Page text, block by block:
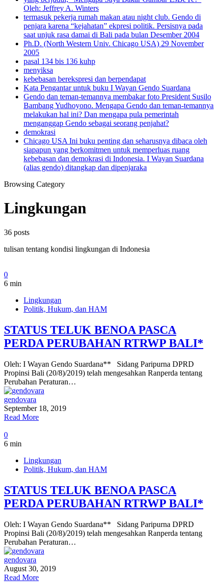
Oleh: Jeffrey A. Winters
termasuk pekerja rumah makan atau night club. Gendo di
penjara karena “kejahatan” ekpresi politik. Persisnya pada
saat unjuk rasa damai di Bali pada bulan Desember 2004
Ph.D. (North Western Univ. Chicago USA) 29 November
2005
pasal 134 bis 136 kuhp
menyiksa
kebebasan berekspresi dan berpendapat
Kata Pengantar untuk buku I Wayan Gendo Suardana
Gendo dan teman-temannya membakar foto President Susilo
Bambang Yudhoyono. Mengapa Gendo dan teman-temannya
melakukan hal ini? Dan mengapa pula pemerintah
menganggap Gendo sebagai seorang penjahat?
demokrasi
Chicago USA Ini buku penting dan seharusnya dibaca oleh
siapapun yang berkomitmen untuk memperluas ruang
kebebasan dan demokrasi di Indonesia. I Wayan Suardana
(alias gendo) ditangkap dan dipenjaraka
Browsing Category
Lingkungan
36 posts
tulisan tentang kondisi lingkungan di Indonesia
0
6 min
Lingkungan
Politik, Hukum, dan HAM
STATUS TELUK BENOA PASCA
PERDA PERUBAHAN RTRWP BALI*
Oleh: I Wayan Gendo Suardana** Sidang Paripurna DPRD
Propinsi Bali (20/8)/2019) telah mengesahkan Ranperda tentang
Perubahan Peraturan…
gendovara
September 18, 2019
Read More
0
6 min
Lingkungan
Politik, Hukum, dan HAM
STATUS TELUK BENOA PASCA
PERDA PERUBAHAN RTRWP BALI*
Oleh: I Wayan Gendo Suardana** Sidang Paripurna DPRD
Propinsi Bali (20/8)/2019) telah mengesahkan Ranperda tentang
Perubahan Peraturan…
gendovara
August 30, 2019
Read More